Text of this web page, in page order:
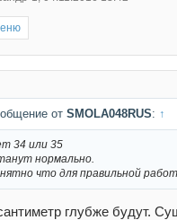
от SMOLA048RUS: ↑
34 или 35
нормально.
что для правильной
глубже будут.